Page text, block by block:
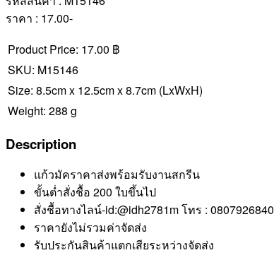
ราคา : 17.00-
Product Price: 17.00 ฿
SKU: M15146
Size: 8.5cm x 12.5cm x 8.7cm (LxWxH)
Weight: 288 g
Description
แก้วมัคราคาส่งพร้อมรับงานสกรีน
ขั้นต่ำสั่งชื้อ 200 ใบขึ้นไป
สั่งชื้อทางไลน์-id:@idh2781m โทร : 0807926840
ราคายังไม่รวมค่าจัดส่ง
รับประกันสินค้าแตกเสียระหว่างจัดส่ง